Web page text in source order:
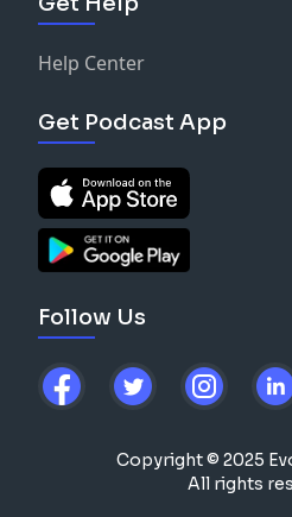
Help Center
Get Podcast App
Follow Us
Copyright © 2025
All rights